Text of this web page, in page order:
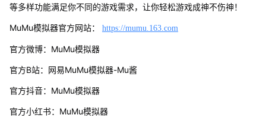
等多样功能满足你不同的游戏需求，让你轻松游戏成神不伤神！
MuMu模拟器官方网站： https://mumu.163.com
官方微博：MuMu模拟器
官方B站：网易MuMu模拟器-Mu酱
官方抖音：MuMu模拟器
官方小红书：MuMu模拟器